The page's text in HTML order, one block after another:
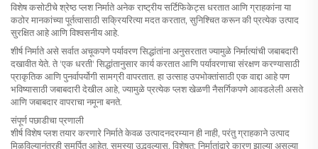
विशेष कसोटीचे श्रेष्ठ प्लश निर्माते अनेक राष्ट्रीय सर्टिफिकेट्स धरतात आणि ग्राहकांना या
कठोर मानकांच्या पूर्तत्वासाठी सक्रियरित्या मदत करतात, सुनिश्चित करून की प्रत्येक उत्पाद
सुरक्षित आहे आणि विश्वसनीय आहे.
शीर्ष निर्माते असे सर्वात अचूकपणे पर्यावरण सिद्धांतांना अनुसरतात ज्यामुळे निर्मात्यांची जबाबदारी
दखावीत येते. ते 'एक धरती' सिद्धांतानुसार कार्य करतात आणि पर्यावरणाचा संरक्षण करण्यासाठी
प्राकृतिक आणि पुनर्वापर्योगी सामग्री वापरतात. हा उत्साह उपभोक्तांसाठी एक वाद्दा आहे पण
भविष्यासाठी जबाबदारी देखील आहे, ज्यामुळे प्रत्येक प्लश खेळणी नैसर्गिकपणे आवडलेली असते
आणि जबाबदार वापराचा नमूना बनते.
संपूर्ण पछाडीचा प्रणाली
शीर्ष विशेष प्लश तयार करणारे निर्माते केवळ उत्पादनदरम्यान ही नाही, परंतु ग्राहकाने उत्पाद
मिळविल्यानंतरही समर्पित आहेत. समस्या उद्भवल्यास, विशेषत: निर्मातांद्वारे कारण झाल्या असल्या